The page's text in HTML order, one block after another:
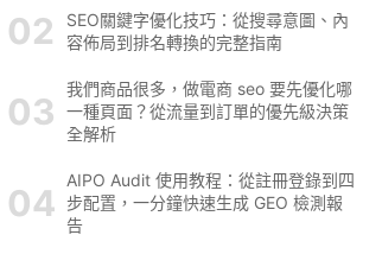
SEO關鍵字優化技巧：從搜尋意圖、內
容佈局到排名轉換的完整指南
我們商品很多，做電商 seo 要先優化哪
一種頁面？從流量到訂單的優先級決策
全解析
AIPO Audit 使用教程：從註冊登錄到四
步配置，一分鐘快速生成 GEO 檢測報
告